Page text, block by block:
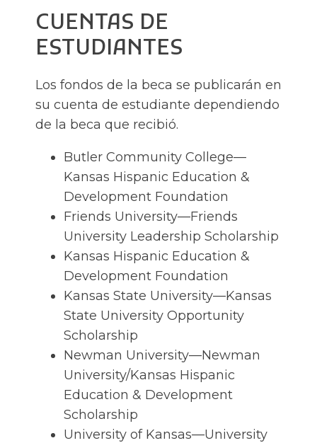
CUENTAS DE
ESTUDIANTES
Los fondos de la beca se publicarán en
su cuenta de estudiante dependiendo
de la beca que recibió.
Butler Community College—
Kansas Hispanic Education &
Development Foundation
Friends University—Friends
University Leadership Scholarship
Kansas Hispanic Education &
Development Foundation
Kansas State University—Kansas
State University Opportunity
Scholarship
Newman University—Newman
University/Kansas Hispanic
Education & Development
Scholarship
University of Kansas—University